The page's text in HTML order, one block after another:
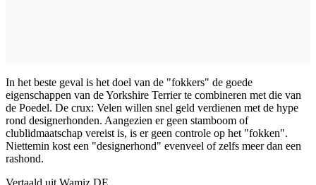
In het beste geval is het doel van de "fokkers" de goede
eigenschappen van de Yorkshire Terrier te combineren met die van
de Poedel. De crux: Velen willen snel geld verdienen met de hype
rond designerhonden. Aangezien er geen stamboom of
clublidmaatschap vereist is, is er geen controle op het "fokken".
Niettemin kost een "designerhond" evenveel of zelfs meer dan een
rashond.